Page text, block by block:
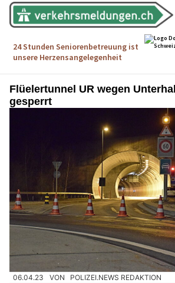
Flüelertunnel UR wegen
gesperrt
06.04.23 VON POLIZEI.NEWS REDAKTION